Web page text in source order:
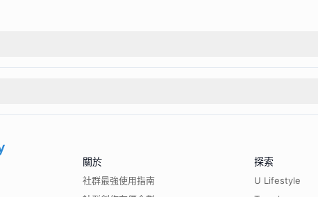
關於
社群最強使用指南
探索
U Lifestyle